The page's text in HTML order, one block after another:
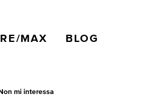
MAX BLOG
Non mi interessa